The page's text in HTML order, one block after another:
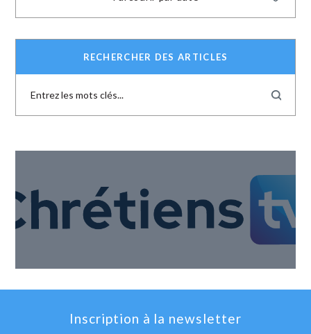
RECHERCHER DES ARTICLES
Inscription à la newsletter